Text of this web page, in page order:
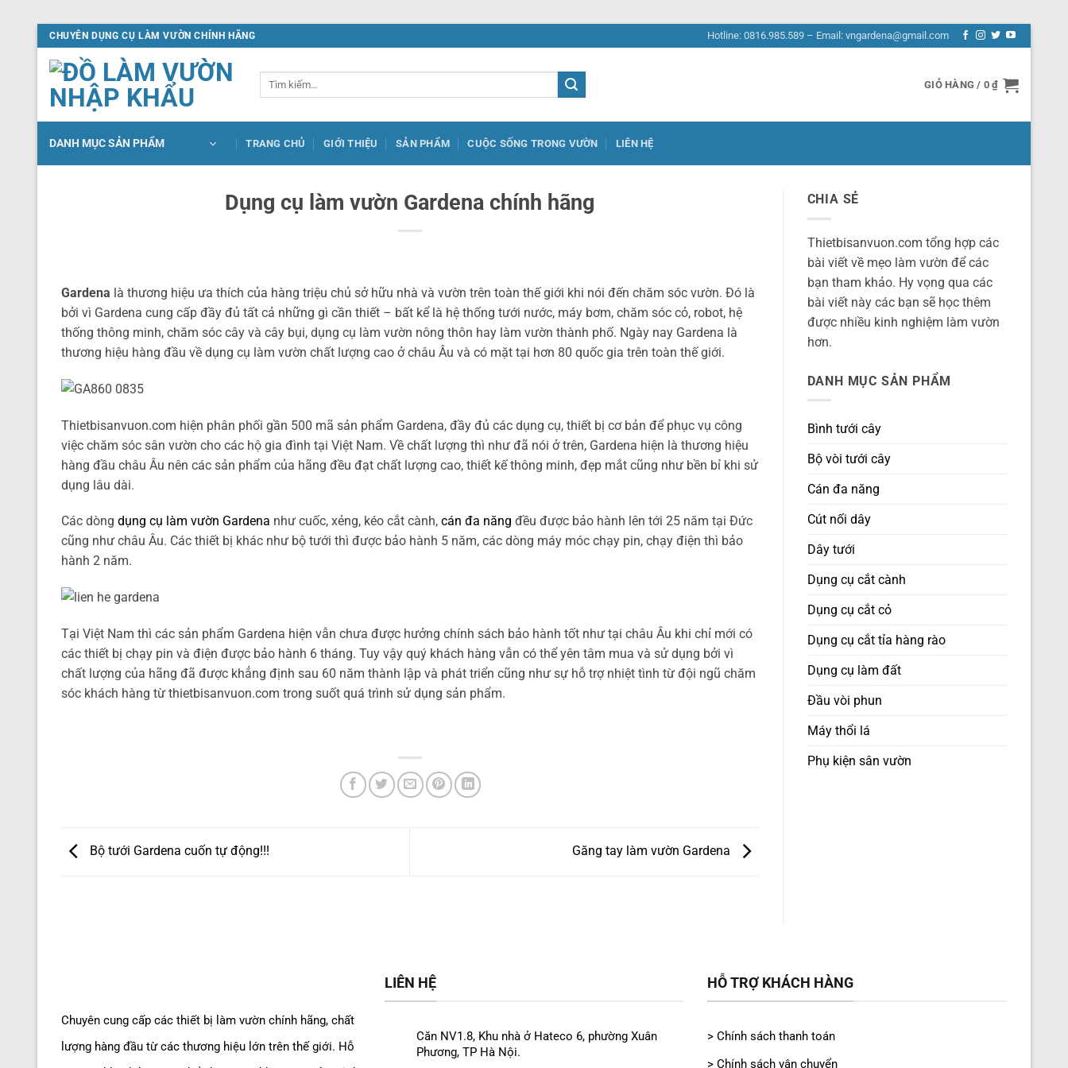
Bỏ
qua
nội
dung
CHUYÊN DỤNG CỤ LÀM VƯỜN CHÍNH HÃNG Hotline: 0816.985.589 – Email: vngardena@gmail.com
GIỎ HÀNG / 0₫
DANH MỤC SẢN PHẨM TRANG CHỦ GIỚI THIỆU SẢN PHẨM CUỘC SỐNG TRONG VƯỜN LIÊN HỆ
Dụng cụ làm vườn Gardena chính hãng
Gardena là thương hiệu ưa thích của hàng triệu chủ sở hữu nhà và vườn trên toàn thế giới khi nói đến chăm sóc vườn. Đó là
bởi vì Gardena cung cấp đầy đủ tất cả những gì cần thiết – bất kể là hệ thống tưới nước, máy bơm, chăm sóc cỏ, robot, hệ
thống thông minh, chăm sóc cây và cây bụi, dụng cụ làm vườn nông thôn hay làm vườn thành phố. Ngày nay Gardena là
thương hiệu hàng đầu về dụng cụ làm vườn chất lượng cao ở châu Âu và có mặt tại hơn 80 quốc gia trên toàn thế giới.
Thietbisanvuon.com hiện phân phối gần 500 mã sản phẩm Gardena, đầy đủ các dụng cụ, thiết bị cơ bản để phục vụ công
việc chăm sóc sân vườn cho các hộ gia đình tại Việt Nam. Về chất lượng thì như đã nói ở trên, Gardena hiện là thương hiệu
hàng đầu châu Âu nên các sản phẩm của hãng đều đạt chất lượng cao, thiết kế thông minh, đẹp mắt cũng như bền bỉ khi sử
dụng lâu dài.
Các dòng dụng cụ làm vườn Gardena như cuốc, xẻng, kéo cắt cành, cán đa năng đều được bảo hành lên tới 25 năm tại Đức
cũng như châu Âu. Các thiết bị khác như bộ tưới thì được bảo hành 5 năm, các dòng máy móc chạy pin, chạy điện thì bảo
hành 2 năm.
Tại Việt Nam thì các sản phẩm Gardena hiện vẫn chưa được hưởng chính sách bảo hành tốt như tại châu Âu khi chỉ mới có
các thiết bị chạy pin và điện được bảo hành 6 tháng. Tuy vậy quý khách hàng vẫn có thể yên tâm mua và sử dụng bởi vì
chất lượng của hãng đã được khẳng định sau 60 năm thành lập và phát triển cũng như sự hỗ trợ nhiệt tình từ đội ngũ chăm
sóc khách hàng từ thietbisanvuon.com trong suốt quá trình sử dụng sản phẩm.
Bộ tưới Gardena cuốn tự động!!! Găng tay làm vườn Gardena
CHIA SẺ
Thietbisanvuon.com tổng hợp các
bài viết về mẹo làm vườn để các
bạn tham khảo. Hy vọng qua các
bài viết này các bạn sẽ học thêm
được nhiều kinh nghiệm làm vườn
hơn.
DANH MỤC SẢN PHẨM
Bình tưới cây
Bộ vòi tưới cây
Cán đa năng
Cút nối dây
Dây tưới
Dụng cụ cắt cành
Dụng cụ cắt cỏ
Dụng cụ cắt tỉa hàng rào
Dụng cụ làm đất
Đầu vòi phun
Máy thổi lá
Phụ kiện sân vườn
Chuyên cung cấp các thiết bị làm vườn chính hãng, chất
lượng hàng đầu từ các thương hiệu lớn trên thế giới. Hỗ
LIÊN HỆ
Căn NV1.8, Khu nhà ở Hateco 6, phường Xuân
Phương, TP Hà Nội.
HỖ TRỢ KHÁCH HÀNG
> Chính sách thanh toán
> Chính sách vận chuyển